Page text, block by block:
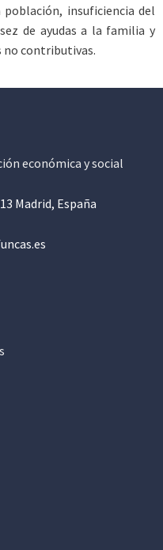
insuficiencia del
de ayudas a la familia y
no contributivas.
económica y social
Madrid, España